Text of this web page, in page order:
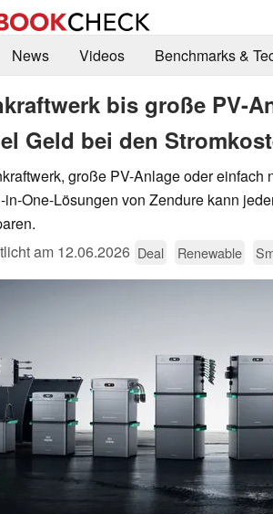
News Videos Benchmarks &
bis große PV-
Geld bei den
große PV-Anlage oder einfach
One-Lösungen von Zendure kann
am 12.06.2026 Deal Renewable